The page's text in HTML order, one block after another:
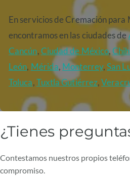
En servicios de Cremación para
encontramos en las ciudades de
Cancún,Ciudad de México,
León, Mérida, Monterrey,San
Toluca,Tuxtla Gutiérrez,
¿Tienes
Contestamos nuestros propios
compromiso.